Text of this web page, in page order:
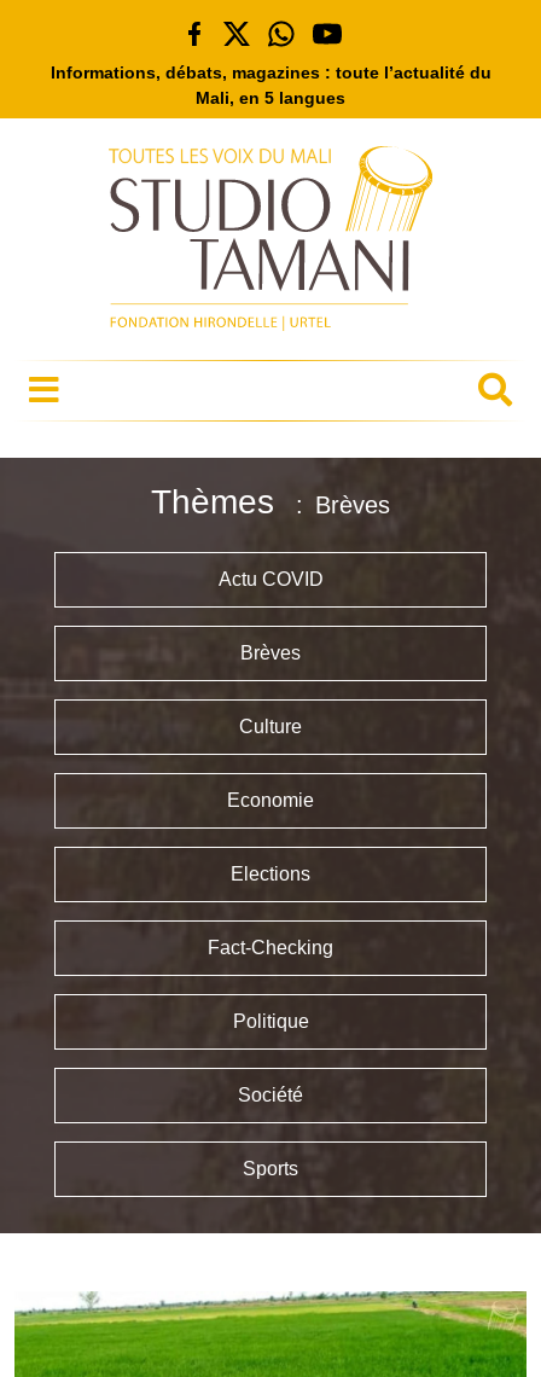
Informations, débats, magazines : toute l’actualité du
Mali, en 5 langues
Thèmes Brèves
Actu COVID
Brèves
Culture
Economie
Elections
Fact-Checking
Politique
Société
Sports